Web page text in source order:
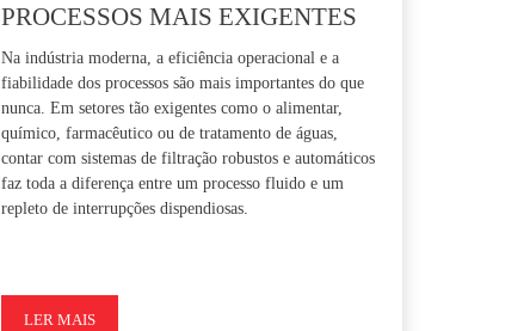
PROCESSOS MAIS EXIGENTES
Na indústria moderna, a eficiência operacional e a
fiabilidade dos processos são mais importantes do que
nunca. Em setores tão exigentes como o alimentar,
químico, farmacêutico ou de tratamento de águas,
contar com sistemas de filtração robustos e automáticos
faz toda a diferença entre um processo fluido e um
repleto de interrupções dispendiosas.
LER MAIS